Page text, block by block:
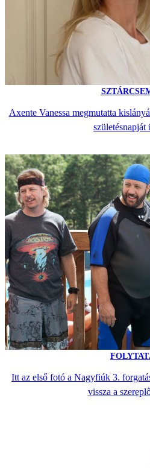
Axente Vanessa megmutatta
születésnapját
Itt az első fotó a Nagyfiúk 3.
vissza a